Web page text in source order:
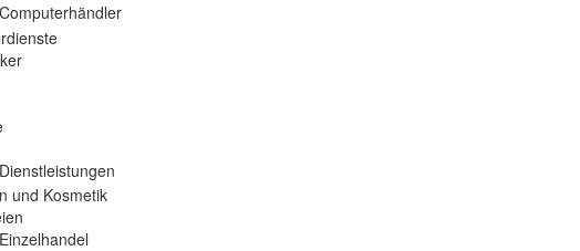
Computerhändler
Dienstleistungen
und Kosmetik
Einzelhandel